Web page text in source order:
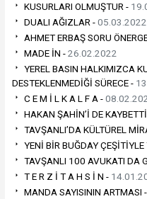
KUSURLARI OLMUŞTUR -
DUALI AĞIZLAR -05.03.2022
AHMET ERBAŞ SORU
MADE İN -26.02.2022
YEREL BASIN HALKIMIZCA
DESTEKLENMEDİĞİ SÜRECE -
C E M İ L K A L F A -
HAKAN ŞAHİN’İ DE
TAVŞANLI’DA KÜLTÜREL
YENİ BİR BUĞDAY ÇEŞİTİYLE
TAVŞANLI 100 AVUKATI DA
T E R Z İ T A H S İ N -
MANDA SAYISININ ARTMASI -